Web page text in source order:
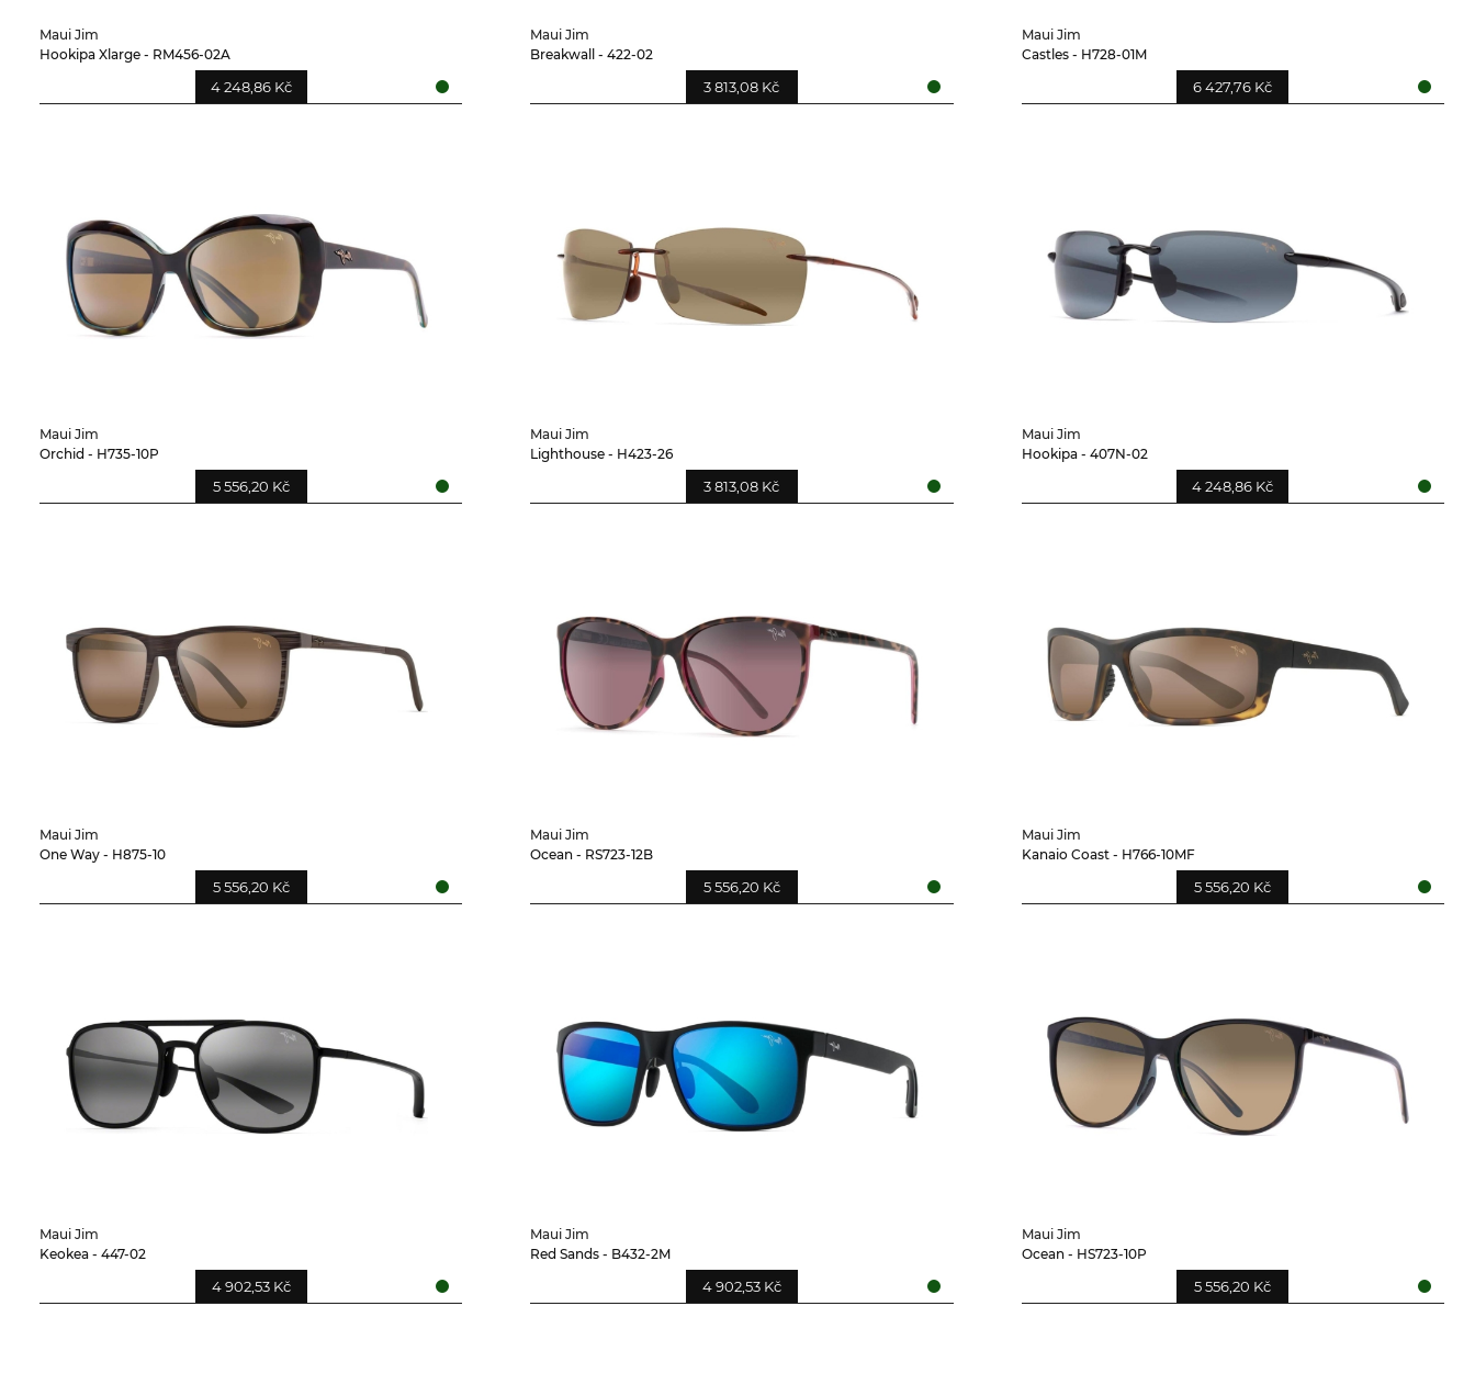
Maui Jim
Hookipa Xlarge - RM456-02A
4 248,86 Kč
Maui Jim
Breakwall - 422-02
3 813,08 Kč
Maui Jim
Castles - H728-01M
6 427,76 Kč
Maui Jim
Orchid - H735-10P
5 556,20 Kč
Maui Jim
Lighthouse - H423-26
3 813,08 Kč
Maui Jim
Hookipa - 407N-02
4 248,86 Kč
Maui Jim
One Way - H875-10
5 556,20 Kč
Maui Jim
Ocean - RS723-12B
5 556,20 Kč
Maui Jim
Kanaio Coast - H766-10MF
5 556,20 Kč
Maui Jim
Keokea - 447-02
4 902,53 Kč
Maui Jim
Red Sands - B432-2M
4 902,53 Kč
Maui Jim
Ocean - HS723-10P
5 556,20 Kč